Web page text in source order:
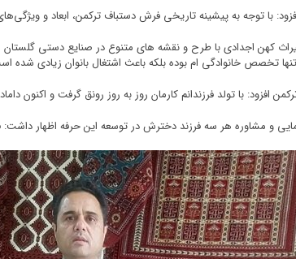
با توجه به پیشینه تاریخی فرش دستباف ترکمن، ابعاد و
کهن اجدادی با طرح و نقشه های متنوع در صنایع دستی گلستان
تخصص خانوادگی ام بوده بلکه باعث اشتغال بانوان زیادی شده
و مشاوره هر سه فرزند دخترش در توسعه این حرفه اظهار